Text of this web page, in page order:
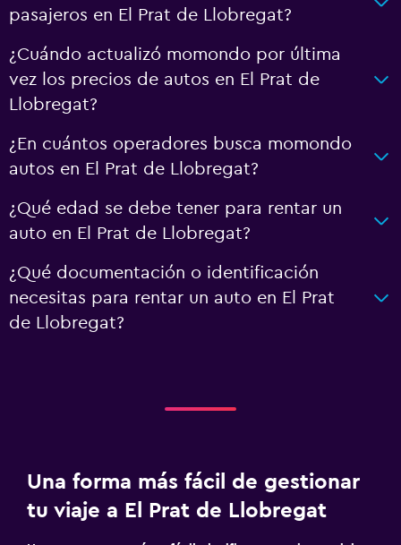
pasajeros en El Prat de Llobregat?
¿Cuándo actualizó momondo por última
vez los precios de autos en El Prat de
Llobregat?
¿En cuántos operadores busca momondo
autos en El Prat de Llobregat?
¿Qué edad se debe tener para rentar un
auto en El Prat de Llobregat?
¿Qué documentación o identificación
necesitas para rentar un auto en El Prat
de Llobregat?
Una forma más fácil de gestionar
tu viaje a El Prat de Llobregat